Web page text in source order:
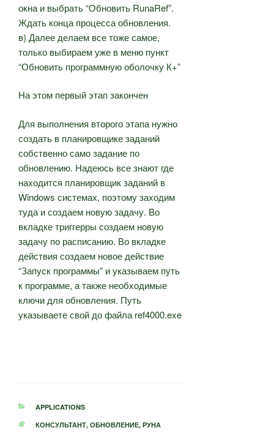
окна и выбрать “Обновить RunaRef”.
Ждать конца процесса обновления.
в) Далее делаем все тоже самое,
только выбираем уже в меню пункт
“Обновить программную оболочку К+”
На этом первый этап закончен
Для выполнения второго этапа нужно
создать в планировщике заданий
собственно само задание по
обновлению. Надеюсь все знают где
находится планировщик заданий в
Windows системах, поэтому заходим
туда и создаем новую задачу. Во
вкладке триггерры создаем новую
задачу по расписанию. Во вкладке
действия создаем новое действие
“Запуск программы” и указываем путь
к программе, а также необходимые
ключи для обновления. Путь
указываете свой до файла ref4000.exe
РУБРИКИ
APPLICATIONS
МЕТКИ
КОНСУЛЬТАНТ, ОБНОВЛЕНИЕ, РУНА